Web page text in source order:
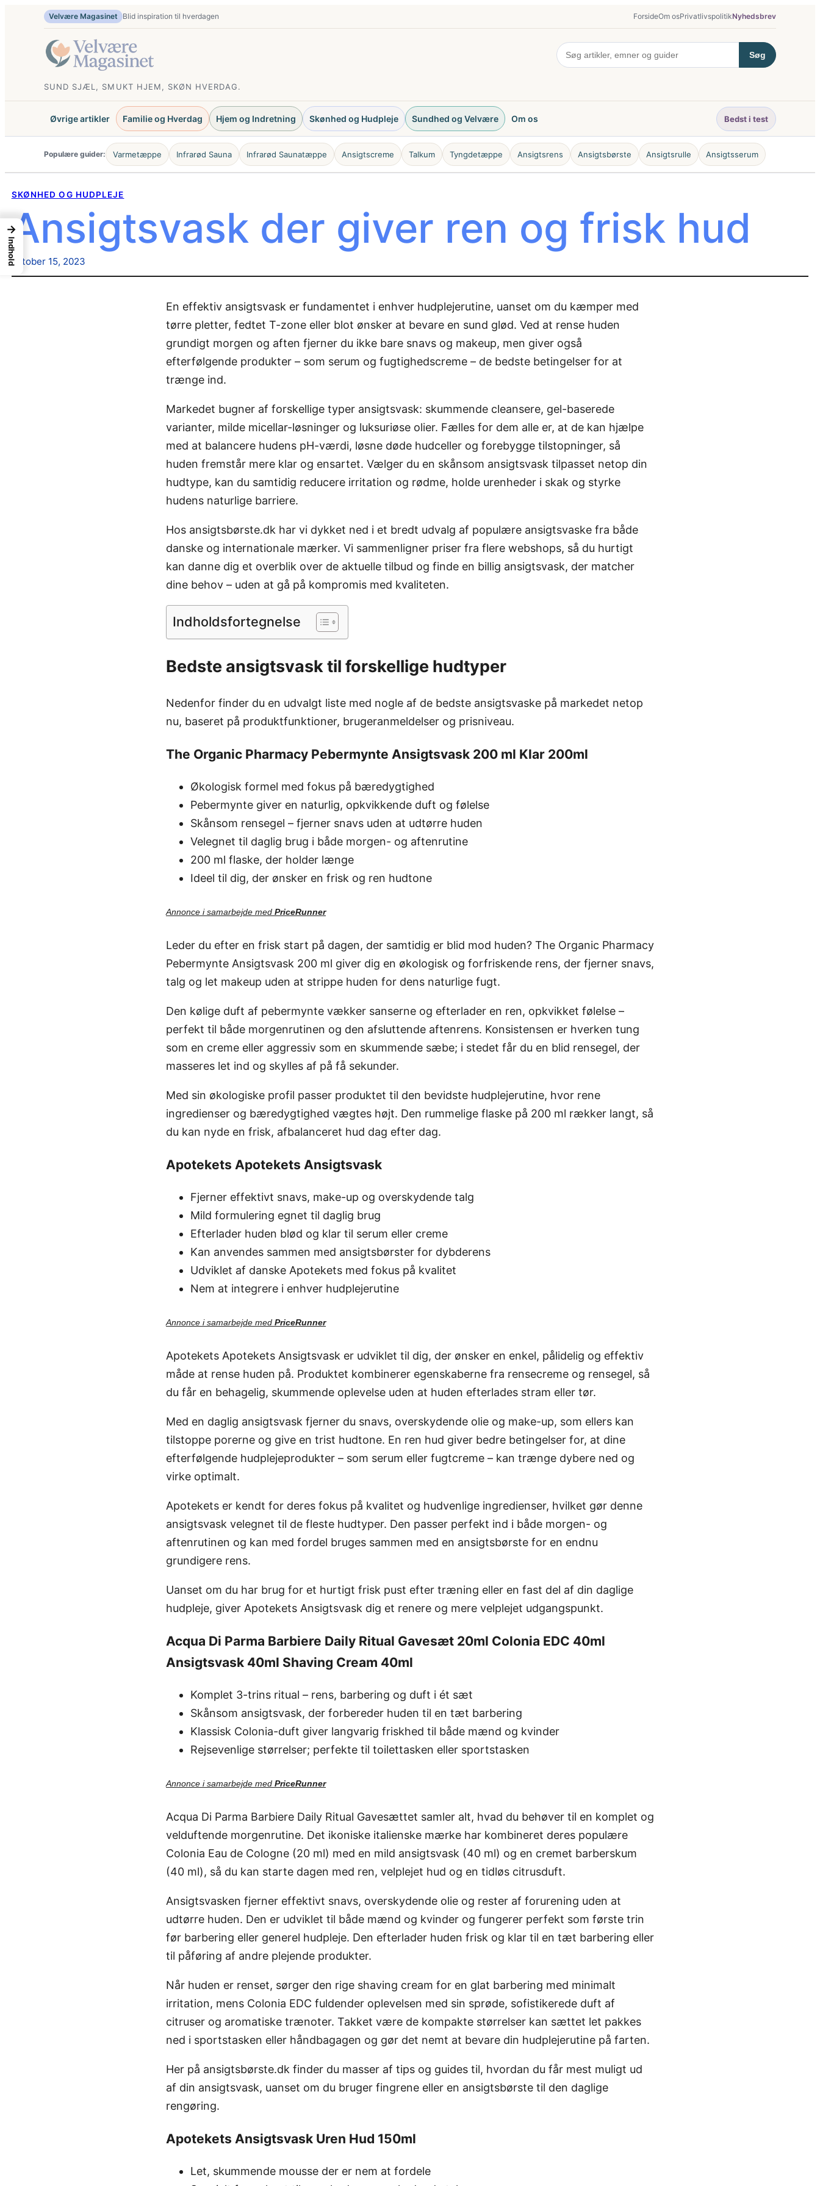
Velvære Magasinet Blid inspiration til hverdagen ForsideOm osPrivatlivspolitikNyhedsbrev
Søg
SUND SJÆL, SMUKT HJEM, SKØN HVERDAG.
Øvrige artikler Familie og Hverdag Hjem og Indretning Skønhed og Hudpleje Sundhed og Velvære Om os Bedst i test
Populære guider: Varmetæppe Infrarød Sauna Infrarød Saunatæppe Ansigtscreme Talkum Tyngdetæppe Ansigtsrens Ansigtsbørste Ansigtsrulle Ansigtsserum
SKØNHED OG HUDPLEJE
Ansigtsvask der giver ren og frisk hud
oktober 15, 2023
En effektiv ansigtsvask er fundamentet i enhver hudplejerutine, uanset om du kæmper med
tørre pletter, fedtet T-zone eller blot ønsker at bevare en sund glød. Ved at rense huden
grundigt morgen og aften fjerner du ikke bare snavs og makeup, men giver også
efterfølgende produkter – som serum og fugtighedscreme – de bedste betingelser for at
trænge ind.
Markedet bugner af forskellige typer ansigtsvask: skummende cleansere, gel-baserede
varianter, milde micellar-løsninger og luksuriøse olier. Fælles for dem alle er, at de kan hjælpe
med at balancere hudens pH-værdi, løsne døde hudceller og forebygge tilstopninger, så
huden fremstår mere klar og ensartet. Vælger du en skånsom ansigtsvask tilpasset netop din
hudtype, kan du samtidig reducere irritation og rødme, holde urenheder i skak og styrke
hudens naturlige barriere.
Hos ansigtsbørste.dk har vi dykket ned i et bredt udvalg af populære ansigtsvaske fra både
danske og internationale mærker. Vi sammenligner priser fra flere webshops, så du hurtigt
kan danne dig et overblik over de aktuelle tilbud og finde en billig ansigtsvask, der matcher
dine behov – uden at gå på kompromis med kvaliteten.
Indholdsfortegnelse
Bedste ansigtsvask til forskellige hudtyper
Nedenfor finder du en udvalgt liste med nogle af de bedste ansigtsvaske på markedet netop
nu, baseret på produktfunktioner, brugeranmeldelser og prisniveau.
The Organic Pharmacy Pebermynte Ansigtsvask 200 ml Klar 200ml
Økologisk formel med fokus på bæredygtighed
Pebermynte giver en naturlig, opkvikkende duft og følelse
Skånsom rensegel – fjerner snavs uden at udtørre huden
Velegnet til daglig brug i både morgen- og aftenrutine
200 ml flaske, der holder længe
Ideel til dig, der ønsker en frisk og ren hudtone
Annonce i samarbejde med PriceRunner
Leder du efter en frisk start på dagen, der samtidig er blid mod huden? The Organic Pharmacy
Pebermynte Ansigtsvask 200 ml giver dig en økologisk og forfriskende rens, der fjerner snavs,
talg og let makeup uden at strippe huden for dens naturlige fugt.
Den kølige duft af pebermynte vækker sanserne og efterlader en ren, opkvikket følelse –
perfekt til både morgenrutinen og den afsluttende aftenrens. Konsistensen er hverken tung
som en creme eller aggressiv som en skummende sæbe; i stedet får du en blid rensegel, der
masseres let ind og skylles af på få sekunder.
Med sin økologiske profil passer produktet til den bevidste hudplejerutine, hvor rene
ingredienser og bæredygtighed vægtes højt. Den rummelige flaske på 200 ml rækker langt, så
du kan nyde en frisk, afbalanceret hud dag efter dag.
Apotekets Apotekets Ansigtsvask
Fjerner effektivt snavs, make-up og overskydende talg
Mild formulering egnet til daglig brug
Efterlader huden blød og klar til serum eller creme
Kan anvendes sammen med ansigtsbørster for dybderens
Udviklet af danske Apotekets med fokus på kvalitet
Nem at integrere i enhver hudplejerutine
Annonce i samarbejde med PriceRunner
Apotekets Apotekets Ansigtsvask er udviklet til dig, der ønsker en enkel, pålidelig og effektiv
måde at rense huden på. Produktet kombinerer egenskaberne fra rensecreme og rensegel, så
du får en behagelig, skummende oplevelse uden at huden efterlades stram eller tør.
Med en daglig ansigtsvask fjerner du snavs, overskydende olie og make-up, som ellers kan
tilstoppe porerne og give en trist hudtone. En ren hud giver bedre betingelser for, at dine
efterfølgende hudplejeprodukter – som serum eller fugtcreme – kan trænge dybere ned og
virke optimalt.
Apotekets er kendt for deres fokus på kvalitet og hudvenlige ingredienser, hvilket gør denne
ansigtsvask velegnet til de fleste hudtyper. Den passer perfekt ind i både morgen- og
aftenrutinen og kan med fordel bruges sammen med en ansigtsbørste for en endnu
grundigere rens.
Uanset om du har brug for et hurtigt frisk pust efter træning eller en fast del af din daglige
hudpleje, giver Apotekets Ansigtsvask dig et renere og mere velplejet udgangspunkt.
Acqua Di Parma Barbiere Daily Ritual Gavesæt 20ml Colonia EDC 40ml
Ansigtsvask 40ml Shaving Cream 40ml
Komplet 3-trins ritual – rens, barbering og duft i ét sæt
Skånsom ansigtsvask, der forbereder huden til en tæt barbering
Klassisk Colonia-duft giver langvarig friskhed til både mænd og kvinder
Rejsevenlige størrelser; perfekte til toilettasken eller sportstasken
Annonce i samarbejde med PriceRunner
Acqua Di Parma Barbiere Daily Ritual Gavesættet samler alt, hvad du behøver til en komplet og
velduftende morgenrutine. Det ikoniske italienske mærke har kombineret deres populære
Colonia Eau de Cologne (20 ml) med en mild ansigtsvask (40 ml) og en cremet barberskum
(40 ml), så du kan starte dagen med ren, velplejet hud og en tidløs citrusduft.
Ansigtsvasken fjerner effektivt snavs, overskydende olie og rester af forurening uden at
udtørre huden. Den er udviklet til både mænd og kvinder og fungerer perfekt som første trin
før barbering eller generel hudpleje. Den efterlader huden frisk og klar til en tæt barbering eller
til påføring af andre plejende produkter.
Når huden er renset, sørger den rige shaving cream for en glat barbering med minimalt
irritation, mens Colonia EDC fuldender oplevelsen med sin sprøde, sofistikerede duft af
citruser og aromatiske trænoter. Takket være de kompakte størrelser kan sættet let pakkes
ned i sportstasken eller håndbagagen og gør det nemt at bevare din hudplejerutine på farten.
Her på ansigtsbørste.dk finder du masser af tips og guides til, hvordan du får mest muligt ud
af din ansigtsvask, uanset om du bruger fingrene eller en ansigtsbørste til den daglige
rengøring.
Apotekets Ansigtsvask Uren Hud 150ml
Let, skummende mousse der er nem at fordele
→
Indhold